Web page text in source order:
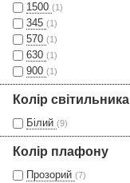
1500 (1)
345 (1)
570 (1)
630 (1)
900 (1)
Колір світильника
Білий (9)
Колір плафону
Прозорий (7)